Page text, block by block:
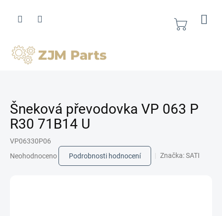
obsah
Nákupní
Šneková převodovka VP 063 P
R30 71B14 U
VP06330P06
hodnocení
Neohodnoceno Podrobnosti hodnocení Značka:SATI